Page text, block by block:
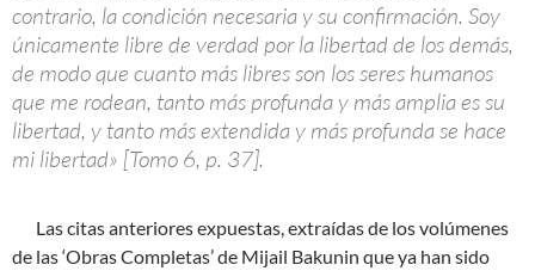
contrario, la condición necesaria y su confirmación. Soy
únicamente libre de verdad por la libertad de los demás,
de modo que cuanto más libres son los seres humanos
que me rodean, tanto más profunda y más amplia es su
libertad, y tanto más extendida y más profunda se hace
mi libertad» [Tomo 6, p. 37].
Las citas anteriores expuestas, extraídas de los volúmenes
de las ‘Obras Completas’ de Mijail Bakunin que ya han sido